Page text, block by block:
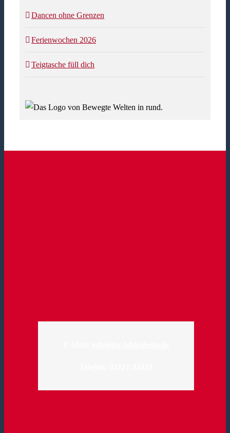
Dancen ohne Grenzen
Ferienwochen 2026
Teigtasche füll dich